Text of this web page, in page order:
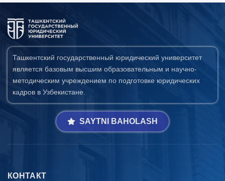
Ташкентский государственный юридический университет
является базовым высшим образовательным и научно-
методическим учреждением по подготовке юридических
кадров в Узбекистане.
SAYTNI BAHOLASH
КОНТАКТ